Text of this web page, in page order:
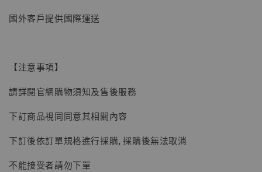
國外客戶提供國際運送
【注意事項】
請詳閱官網購物須知及售後服務
下訂商品視同同意其相關內容
下訂後依訂單規格進行採購, 採購後無法取消
不能接受者請勿下單